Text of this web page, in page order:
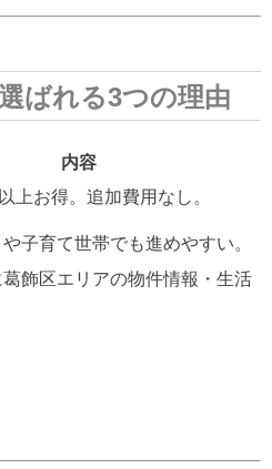
ばれる3つの理由
内容
上お得。追加費用なし。
子育て世帯でも進めやすい。
飾区エリアの物件情報・生活